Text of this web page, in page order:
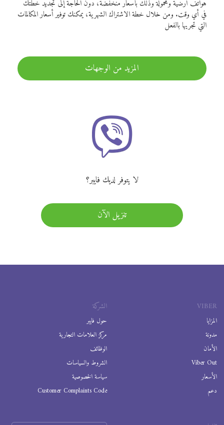
هواتف أرضية ومحمولة وذلك بأسعار منخفضة، دون الحاجة إلى تجديد خطتك
في أي وقت. ومن خلال خطة الاشتراك الشهرية، يمكنك توفير أسعار المكالمات
التي تجريها بالفعل
المزيد من الوجهات
لا يتوفر لديك فايبر؟
تنزيل الآن
VIBER
المزايا
مدونة
الأمان
Viber Out
الأسعار
دعم
الشركة
حول فايبر
مركز العلامات التجارية
الوظائف
الشروط والسياسات
سياسة الخصوصية
Customer Complaints Code